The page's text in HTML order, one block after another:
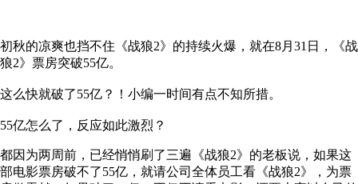
初秋的凉爽也挡不住《战狼2》的持续火爆，就在8月31日，《战
狼2》票房突破55亿。
这么快就破了55亿？！小编一时间有点不知所措。
55亿怎么了，反应如此激烈？
都因为两周前，已经悄悄刷了三遍《战狼2》的老板说，如果这
部电影票房破不了55亿，就请公司全体员工看《战狼2》，为票